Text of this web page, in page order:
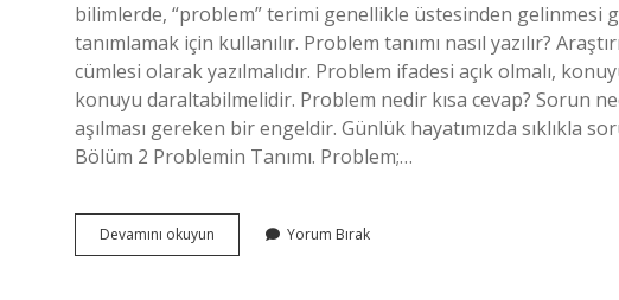
bilimlerde, “problem” terimi genellikle üstesinden gelinmesi
tanımlamak için kullanılır. Problem tanımı nasıl yazılır?
cümlesi olarak yazılmalıdır. Problem ifadesi açık olmalı,
konuyu daraltabilmelidir. Problem nedir kısa cevap? Sorun
aşılması gereken bir engeldir. Günlük hayatımızda sıklıkla
Bölüm 2 Problemin Tanımı. Problem;…
Devamını okuyun Problem
Tanimi
Yorum Bırak